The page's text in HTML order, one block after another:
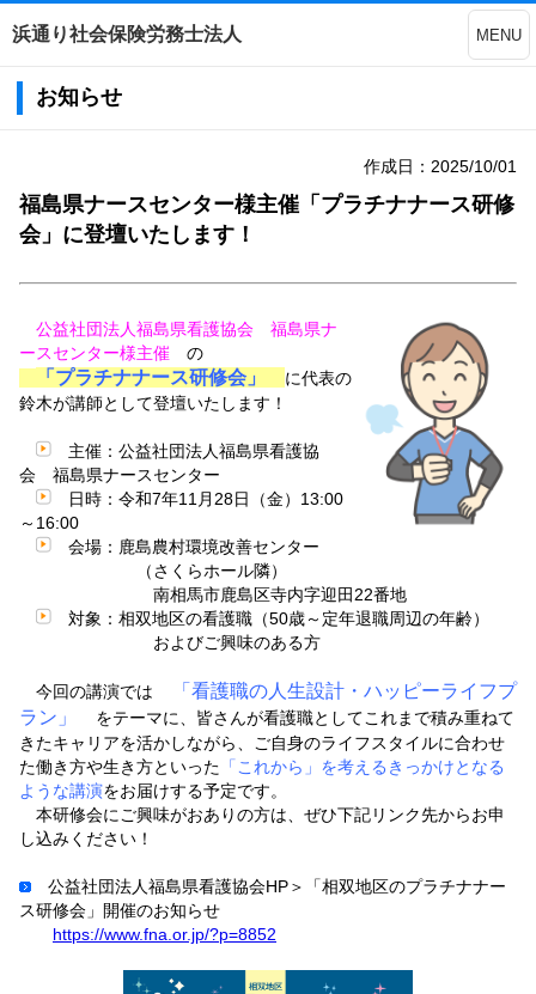
浜通り社会保険労務士法人 MENU
お知らせ
作成日：2025/10/01
福島県ナースセンター様主催「プラチナナース研修
会」に登壇いたします！
公益社団法人福島県看護協会 福島県ナ
ースセンター様主催
の
「プラチナナース研修会」 に代表の
鈴木が講師として登壇いたします！
主催：公益社団法人福島県看護協
会 福島県ナースセンター
日時：令和7年11月28日（金）13:00
～16:00
会場：鹿島農村環境改善センター
（さくらホール隣）
南相馬市鹿島区寺内字迎田22番地
対象：相双地区の看護職（50歳～定年退職周辺の年齢）
およびご興味のある方
今回の講演では
「看護職の人生設計・ハッピーライフプ
ラン」 をテーマに、皆さんが看護職としてこれまで積み重ねて
きたキャリアを活かしながら、ご自身のライフスタイルに合わせ
た働き方や生き方といった 「これから」を考えるきっかけとなる
ような講演をお届けする予定です。
本研修会にご興味がおありの方は、ぜひ下記リンク先からお申
し込みください！
公益社団法人福島県看護協会HP＞「相双地区のプラチナナー
ス研修会」開催のお知らせ
https://www.fna.or.jp/?p=8852